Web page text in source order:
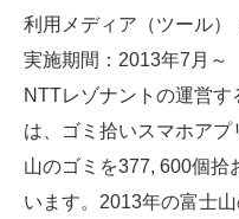
利用メディア（ツール）
実施期間：2013年7月～
NTTレゾナントの運営す
は、ゴミ拾いスマホア
山のゴミを377, 600個拾
います。2013年の富士